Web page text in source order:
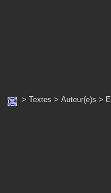
> Textes > Auteur(e)s >